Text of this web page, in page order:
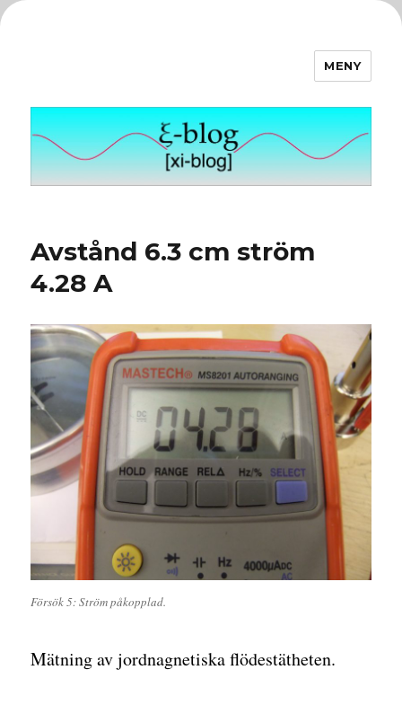
MENY
Avstånd 6.3 cm ström
4.28 A
Försök 5: Ström påkopplad.
Mätning av jordnagnetiska flödestätheten.